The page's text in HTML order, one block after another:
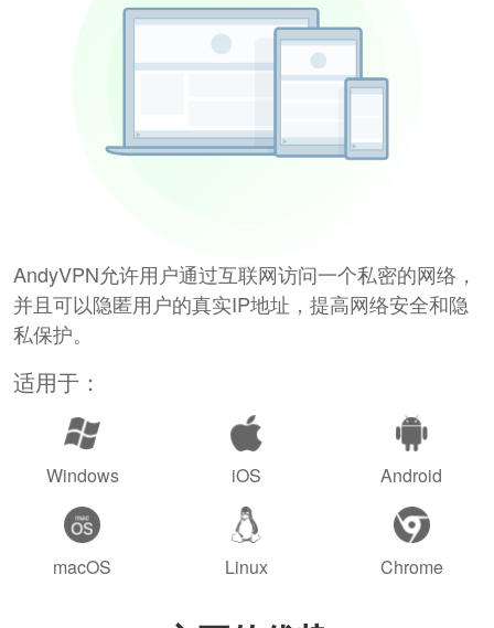
AndyVPN允许用户通过互联网访问一个私密的网络，
并且可以隐匿用户的真实IP地址，提高网络安全和隐
私保护。
适用于：
Windows iOS Android
macOS Linux Chrome